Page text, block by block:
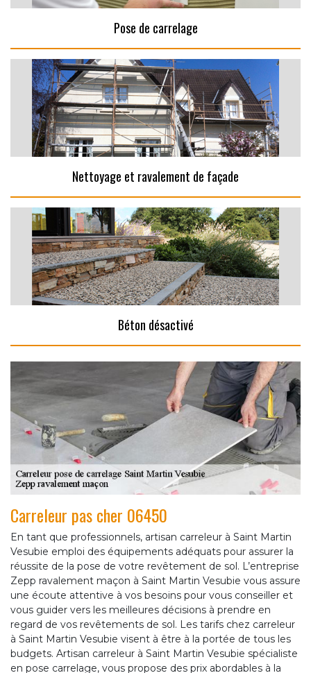
Pose de carrelage
Nettoyage et ravalement de façade
Béton désactivé
Carreleur pas cher 06450
En tant que professionnels, artisan carreleur à Saint Martin
Vesubie emploi des équipements adéquats pour assurer la
réussite de la pose de votre revêtement de sol. L’entreprise
Zepp ravalement maçon à Saint Martin Vesubie vous assure
une écoute attentive à vos besoins pour vous conseiller et
vous guider vers les meilleures décisions à prendre en
regard de vos revêtements de sol. Les tarifs chez carreleur
à Saint Martin Vesubie visent à être à la portée de tous les
budgets. Artisan carreleur à Saint Martin Vesubie spécialiste
en pose carrelage, vous propose des prix abordables à la